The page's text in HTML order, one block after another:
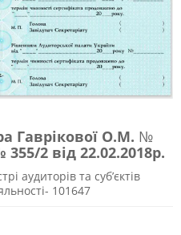
Гаврікової О.М. №
2 від 22.02.2018р.
аудиторів та суб’єктів
101647